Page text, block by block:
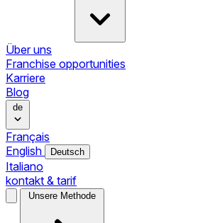
Über uns
Franchise opportunities
Karriere
Blog
de
Français
English
Deutsch
Italiano
kontakt & tarif
Unsere Methode